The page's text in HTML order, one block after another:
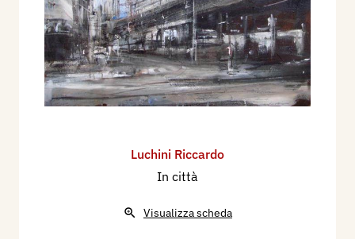
Luchini Riccardo
In città
Visualizza scheda